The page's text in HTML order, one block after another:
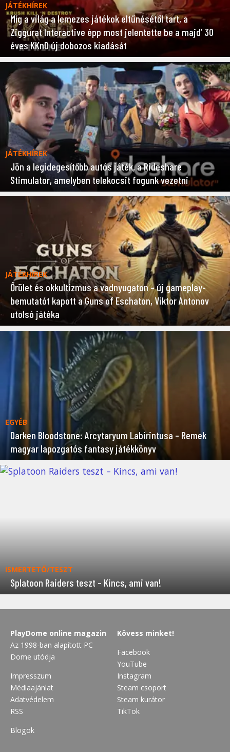
JÁTÉKHÍREK
Míg a világ a lemezes játékok eltűnésétől tart, a
Ziggurat Interactive épp most jelentette be a majd’ 30
éves KKnD új dobozos kiadását
JÁTÉKHÍREK
Jön a legidegesítőbb autós játék, a Rideshare
Stimulator, amelyben telekocsit fogunk vezetni
JÁTÉKHÍREK
Őrület és okkultizmus a vadnyugaton – új gameplay-
bemutatót kapott a Guns of Eschaton, Viktor Antonov
utolsó játéka
EGYÉB
Darken Bloodstone: Arcytaryum Labirintusa – Remek
magyar lapozgatós fantasy játékkönyv
ISMERTETŐ/TESZT
Splatoon Raiders teszt – Kincs, ami van!
PlayDome online magazin
Az 1998-ban alapított PC
Dome utódja
Impresszum
Médiaajánlat
Adatvédelem
RSS
Blogok
Kövess minket!
Facebook
YouTube
Instagram
Steam csoport
Steam kurátor
TikTok